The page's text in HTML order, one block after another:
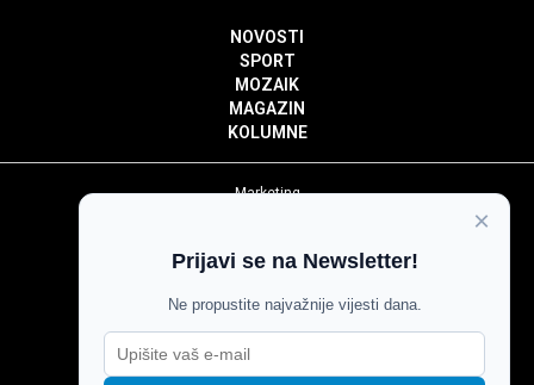
NOVOSTI
SPORT
MOZAIK
MAGAZIN
KOLUMNE
Marketing
Impressum
Pravila komentiranja
Agroglas
×
Prijavi se na Newsletter!
Ne propustite najvažnije vijesti dana.